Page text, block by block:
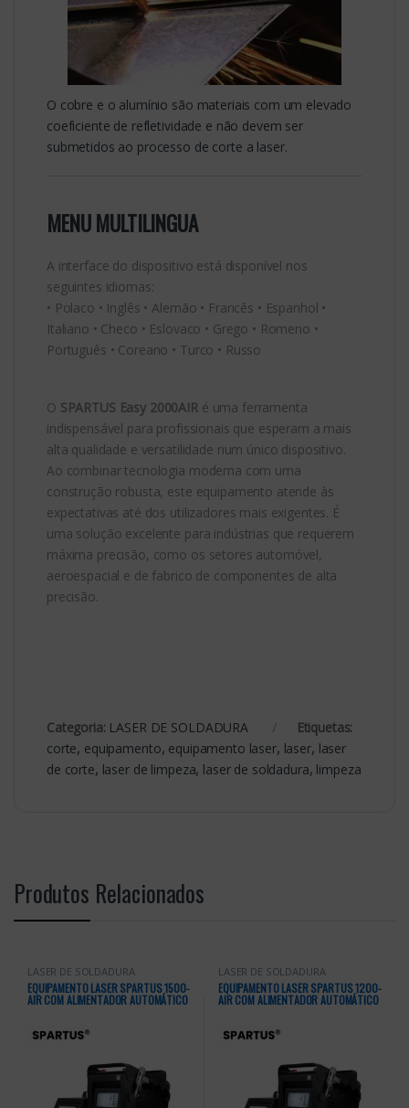
O cobre e o alumínio são materiais com um elevado
coeficiente de refletividade e não devem ser
submetidos ao processo de corte a laser.
MENU MULTILINGUA
A interface do dispositivo está disponível nos
seguintes idiomas:
• Polaco • Inglês • Alemão • Francês • Espanhol •
Italiano • Checo • Eslovaco • Grego • Romeno •
Português • Coreano • Turco • Russo
O SPARTUS Easy 2000AIRé uma ferramenta
indispensável para profissionais que esperam a mais
alta qualidade e versatilidade num único dispositivo.
Ao combinar tecnologia moderna com uma
construção robusta, este equipamento atende às
expectativas até dos utilizadores mais exigentes. É
uma solução excelente para indústrias que requerem
máxima precisão, como os setores automóvel,
aeroespacial e de fabrico de componentes de alta
precisão.
Categoria: LASER DE SOLDADURA
Etiquetas:
corte, equipamento, equipamento laser, laser, laser
de corte, laser de limpeza, laser de soldadura, limpeza
Produtos Relacionados
LASER DE SOLDADURA
EQUIPAMENTO LASER SPARTUS 1500-
AIR COM ALIMENTADOR AUTOMÁTICO
LASER DE SOLDADURA
EQUIPAMENTO LASER SPARTUS 1200-
AIR COM ALIMENTADOR AUTOMÁTICO